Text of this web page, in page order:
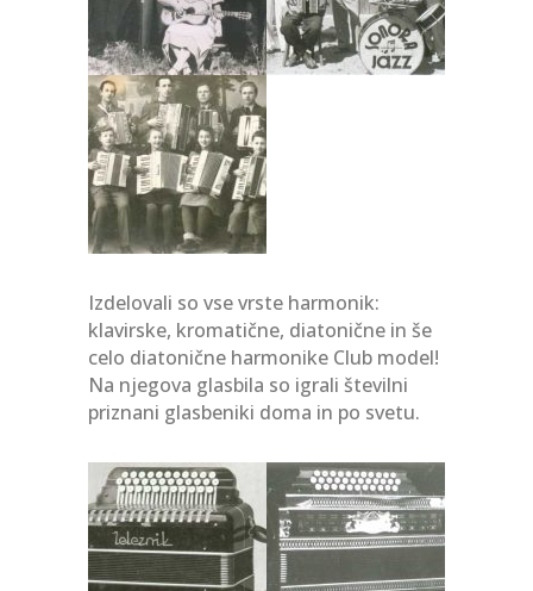
Izdelovali so vse vrste harmonik:
klavirske, kromatične, diatonične in še
celo diatonične harmonike Club model!
Na njegova glasbila so igrali številni
priznani glasbeniki doma in po svetu.